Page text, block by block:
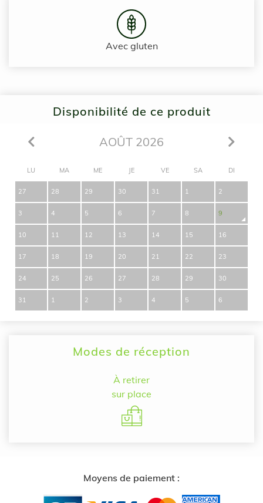
Avec gluten
Disponibilité de ce produit
AOÛT 2026
LU MA ME JE VE SA DI
27 28 29 30 31 1 2
3 4 5 6 7 8 9
10 11 12 13 14 15 16
17 18 19 20 21 22 23
24 25 26 27 28 29 30
31 1 2 3 4 5 6
Modes de réception
À retirer
sur place
Moyens de paiement :